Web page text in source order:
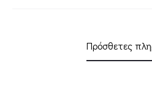
Πρόσθετες